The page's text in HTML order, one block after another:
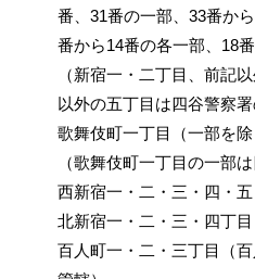
番、31番の一部、33番か
番から14番の各一部、18
（新宿一・二丁目、前記
以外の五丁目は四谷警察署
歌舞伎町一丁目（一部を
（歌舞伎町一丁目の一部
西新宿一・二・三・四・
北新宿一・二・三・四丁目
百人町一・二・三丁目（